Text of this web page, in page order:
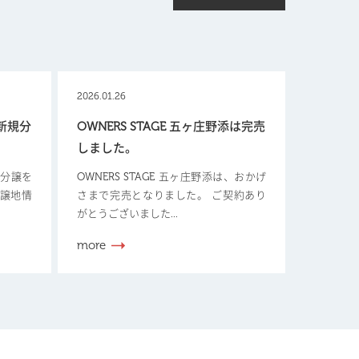
規分
譲を
地情
2026.01.26
OWNERS STAGE 五ヶ庄野添は完売
しました。
OWNERS STAGE 五ヶ庄野添は、おかげ
さまで完売となりました。 ご契約あり
がとうございました...
more